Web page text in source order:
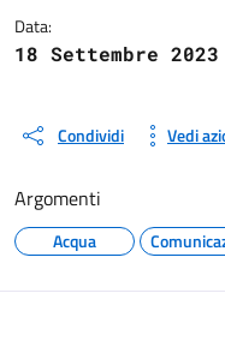
Data:
18 Settembre 2023
Condividi Vedi
Argomenti
Acqua